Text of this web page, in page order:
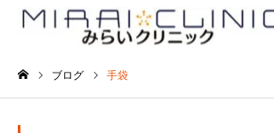
ブログ 手袋